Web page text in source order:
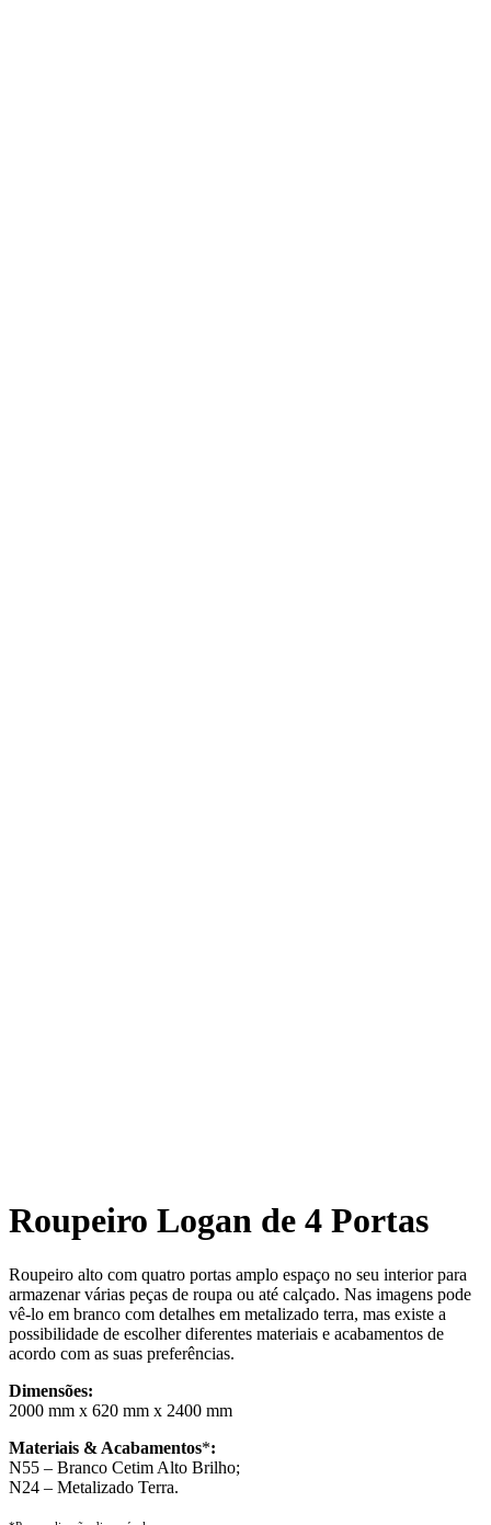
Roupeiro Logan de 4 Portas
Roupeiro alto com quatro portas amplo espaço no seu interior para
armazenar várias peças de roupa ou até calçado. Nas imagens pode
vê-lo em branco com detalhes em metalizado terra, mas existe a
possibilidade de escolher diferentes materiais e acabamentos de
acordo com as suas preferências.
Dimensões:
2000 mm x 620 mm x 2400 mm
Materiais & Acabamentos*:
N55 – Branco Cetim Alto Brilho;
N24 – Metalizado Terra.